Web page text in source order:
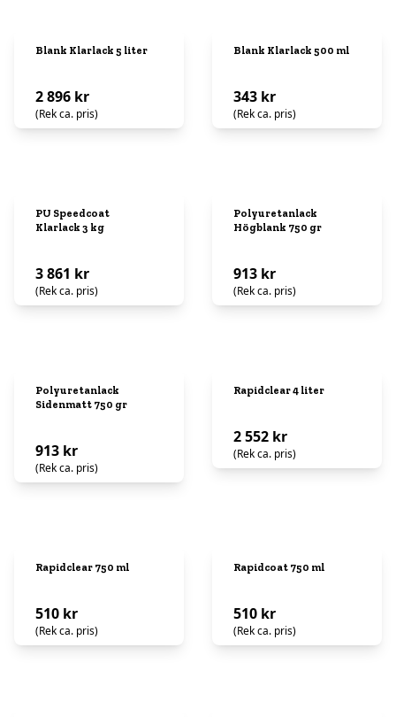
Blank Klarlack 5 liter
2 896 kr
(Rek ca. pris)
Blank Klarlack 500 ml
343 kr
(Rek ca. pris)
PU Speedcoat
Klarlack 3 kg
3 861 kr
(Rek ca. pris)
Polyuretanlack
Högblank 750 gr
913 kr
(Rek ca. pris)
Polyuretanlack
Sidenmatt 750 gr
913 kr
(Rek ca. pris)
Rapidclear 4 liter
2 552 kr
(Rek ca. pris)
Rapidclear 750 ml
510 kr
(Rek ca. pris)
Rapidcoat 750 ml
510 kr
(Rek ca. pris)